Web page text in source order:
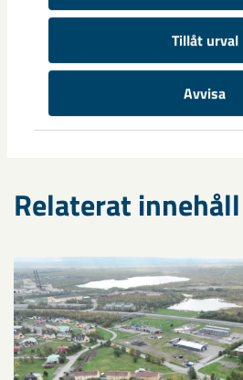
Tillåt urval
Avvisa
Taggar
sponsring
Relaterat innehåll